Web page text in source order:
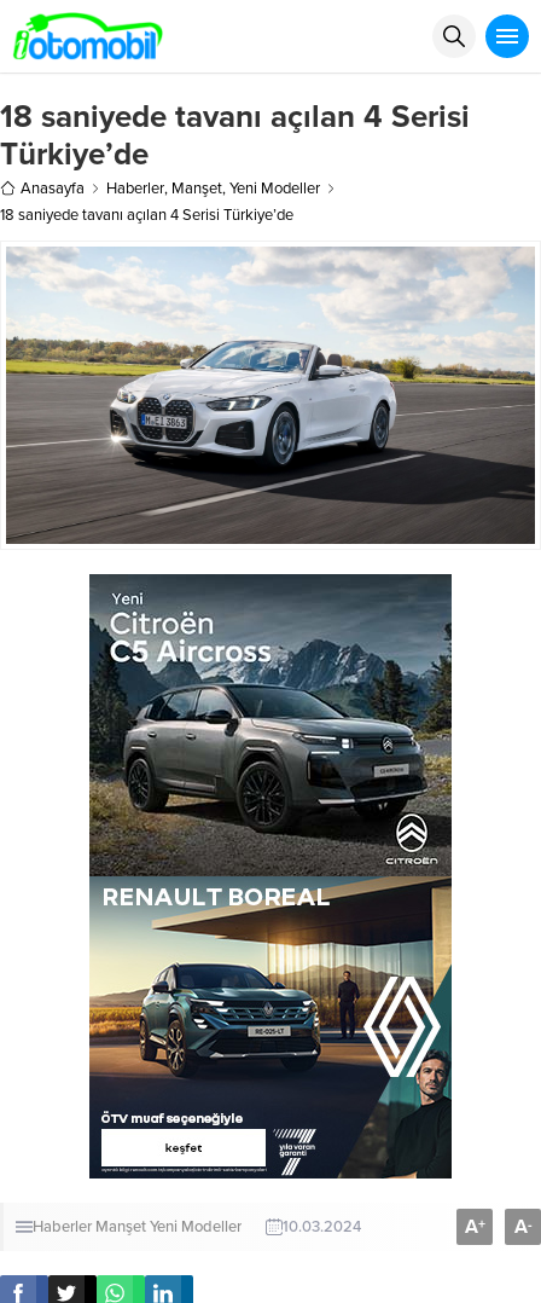
18 saniyede tavanı açılan 4 Serisi
Türkiye’de
Anasayfa Haberler, Manşet,Yeni Modeller
18 saniyede tavanı açılan 4 Serisi Türkiye’de
Haberler ManşetYeni Modeller 10.03.2024 A+ A-